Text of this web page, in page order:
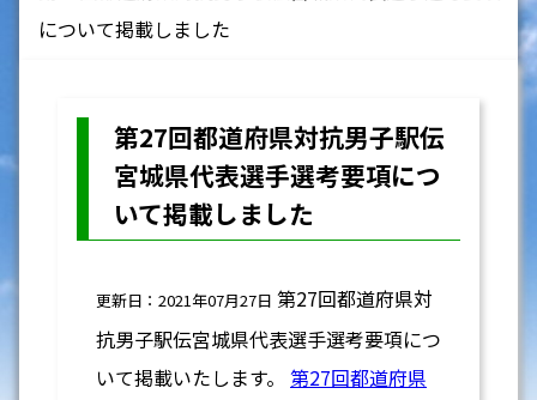
について掲載しました
第27回都道府県対抗男子駅伝
宮城県代表選手選考要項につ
いて掲載しました
更新日：2021年07月27日 第27回都道府県対
抗男子駅伝宮城県代表選手選考要項につ
いて掲載いたします。 第27回都道府県